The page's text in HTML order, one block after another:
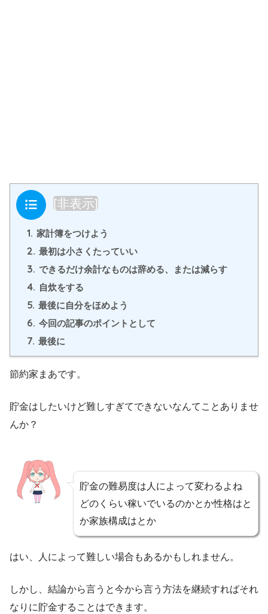
目次 [非表示]
1. 家計簿をつけよう
2. 最初は小さくたっていい
3. できるだけ余計なものは辞める、または減らす
4. 自炊をする
5. 最後に自分をほめよう
6. 今回の記事のポイントとして
7. 最後に
節約家まあです。
貯金はしたいけど難しすぎてできないなんてことありませ
んか？
貯金の難易度は人によって変わるよね
どのくらい稼いでいるのかとか性格はと
か家族構成はとか
はい、人によって難しい場合もあるかもしれません。
しかし、結論から言うと今から言う方法を継続すればそれ
なりに貯金することはできます。